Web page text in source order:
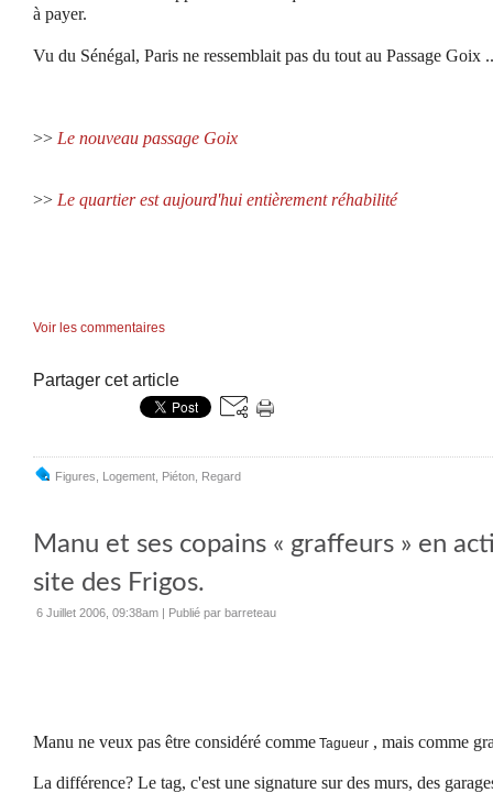
à payer.
Vu du Sénégal, Paris ne ressemblait pas du tout au Passage Goix
>> Le nouveau passage Goix
>> Le quartier est aujourd'hui entièrement réhabilité
Voir les commentaires
Partager cet article
Figures Logement Piéton Regard
Manu et ses copains « graffeurs » en
site des Frigos.
6 Juillet 2006, 09:38am | Publié par barreteau
Manu ne veux pas être considéré comme Tagueur , mais comme
La différence? Le tag, c'est une signature sur des murs, des